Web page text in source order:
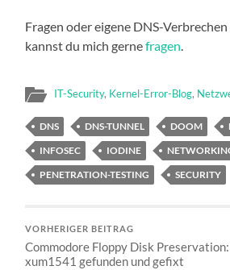
Fragen oder eigene DNS-
kannst du mich gernefragen.
IT-Security, Kernel-Error-Blog,
DNS DNS-TUNNEL DOOM
INFOSEC
IODINE
PENETRATION-TESTING
SECURITY
VORHERIGER BEITRAG
Commodore Floppy Disk
xum1541 gefunden und gefixt